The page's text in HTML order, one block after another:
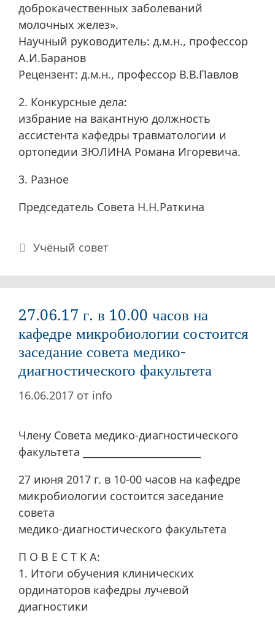
доброкачественных заболеваний
молочных желез».
Научный руководитель: д.м.н., профессор
А.И.Баранов
Рецензент: д.м.н., профессор В.В.Павлов
2. Конкурсные дела:
избрание на вакантную должность
ассистента кафедры травматологии и
ортопедии ЗЮЛИНА Романа Игоревича.
3. Разное
Председатель Совета Н.Н.Раткина
Рубрики
Учёный совет
27.06.17 г. в 10.00 часов на
кафедре микробиологии состоится
заседание совета медико-
диагностического факультета
16.06.2017 от info
Члену Совета медико-диагностического
факультета ________________________
27 июня 2017 г. в 10-00 часов на кафедре
микробиологии состоится заседание
совета
медико-диагностического факультета
П О В Е С Т К А:
1. Итоги обучения клинических
ординаторов кафедры лучевой
диагностики